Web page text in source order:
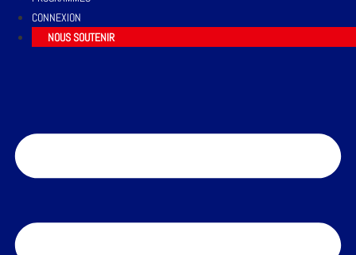
CONNEXION
NOUS SOUTENIR